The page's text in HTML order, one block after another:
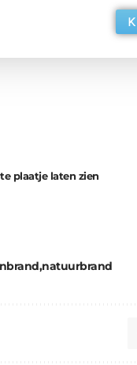
plaatje laten zien
uitdaging
natuurbrand